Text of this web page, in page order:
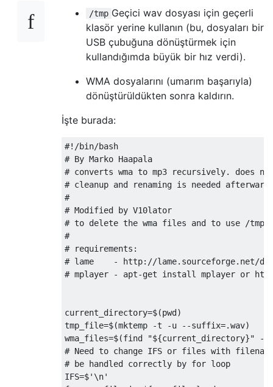
/tmp Geçici wav dosyası için geçerli
klasör yerine kullanın (bu, dosyaları bir
USB çubuğuna dönüştürmek için
kullandığımda büyük bir hız verdi).
WMA dosyalarını (umarım başarıyla)
dönüştürüldükten sonra kaldırın.
İşte burada:
#!/bin/bash
# By Marko Haapala
# converts wma to mp3 recursively. does
# cleanup and renaming is needed
#
# Modified by V10lator
# to delete the wma files and to use /tmp
#
# requirements:
# lame    - http://lame.sourceforge.net/
# mplayer - apt-get install mplayer or
current_directory=$(pwd )
tmp_file=$(mktemp -t -u --suffix=.wav)
wma_files=$(find "${current_directory}" -
# Need to change IFS or files with
# be handled correctly by for loop
IFS=$'\n'